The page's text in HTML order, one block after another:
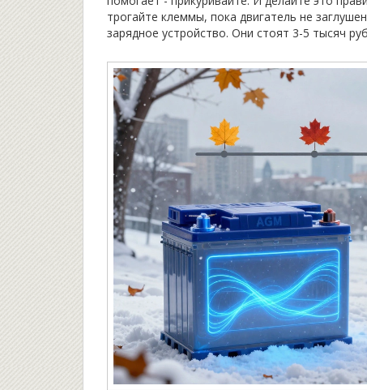
трогайте клеммы, пока двигатель не
зарядное устройство. Они стоят 3-5 тысяч